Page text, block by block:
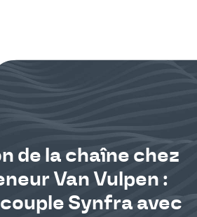
de la chaîne chez
Van Vulpen :
Synfra avec